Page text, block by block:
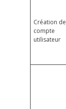
Création de
compte
utilisateur